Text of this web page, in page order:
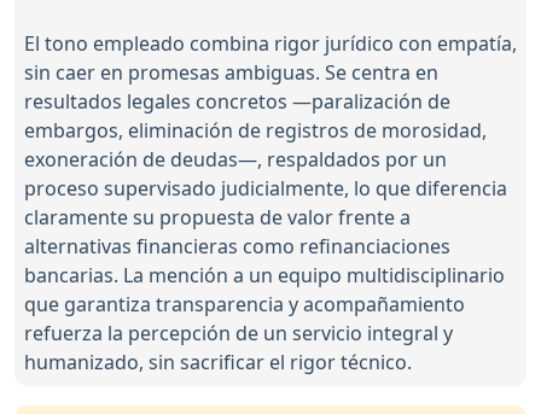
El tono empleado combina rigor jurídico con empatía,
sin caer en promesas ambiguas. Se centra en
resultados legales concretos —paralización de
embargos, eliminación de registros de morosidad,
exoneración de deudas—, respaldados por un
proceso supervisado judicialmente, lo que diferencia
claramente su propuesta de valor frente a
alternativas financieras como refinanciaciones
bancarias. La mención a un equipo multidisciplinario
que garantiza transparencia y acompañamiento
refuerza la percepción de un servicio integral y
humanizado, sin sacrificar el rigor técnico.